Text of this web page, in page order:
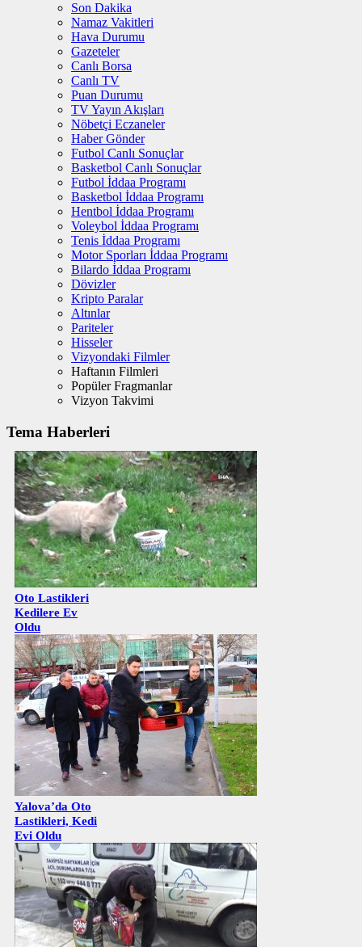
Son Dakika
Namaz Vakitleri
Hava Durumu
Gazeteler
Canlı Borsa
Canlı TV
Puan Durumu
TV Yayın Akışları
Nöbetçi Eczaneler
Haber Gönder
Futbol Canlı Sonuçlar
Basketbol Canlı Sonuçlar
Futbol İddaa Programı
Basketbol İddaa Programı
Hentbol İddaa Programı
Voleybol İddaa Programı
Tenis İddaa Programı
Motor Sporları İddaa Programı
Bilardo İddaa Programı
Dövizler
Kripto Paralar
Altınlar
Pariteler
Hisseler
Vizyondaki Filmler
Haftanın Filmleri
Popüler Fragmanlar
Vizyon Takvimi
Tema Haberleri
Oto Lastikleri
Kedilere Ev
Oldu
Yalova’da Oto
Lastikleri, Kedi
Evi Oldu